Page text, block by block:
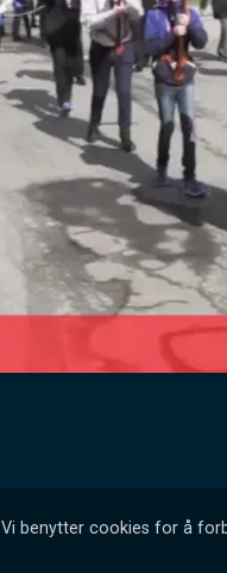
Vi benytter cookies for å